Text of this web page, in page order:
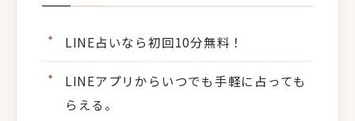
LINE占いなら初回10分無料！
LINEアプリからいつでも手軽に占っても
らえる。